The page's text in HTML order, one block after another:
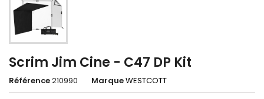
Scrim Jim Cine - C47 DP Kit
Référence210990 MarqueWESTCOTT